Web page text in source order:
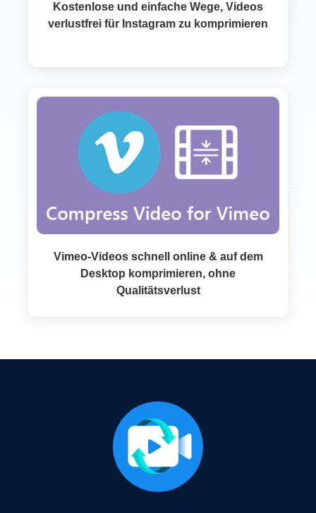
Kostenlose und einfache Wege, Videos
verlustfrei für Instagram zu komprimieren
Vimeo‑Videos schnell online & auf dem
Desktop komprimieren, ohne
Qualitätsverlust